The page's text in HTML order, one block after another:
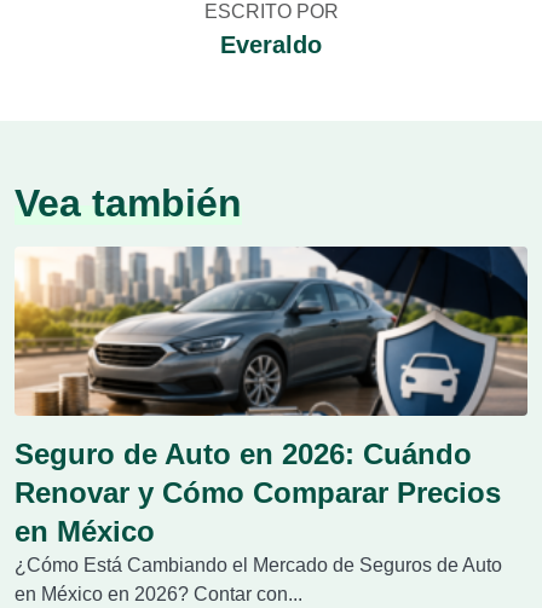
ESCRITO POR
Everaldo
Vea también
Seguro de Auto en 2026: Cuándo
Renovar y Cómo Comparar Precios
en México
¿Cómo Está Cambiando el Mercado de Seguros de Auto
en México en 2026? Contar con...